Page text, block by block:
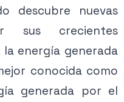
descubre nuevas
sus crecientes
la energía generada
conocida como
generada por el